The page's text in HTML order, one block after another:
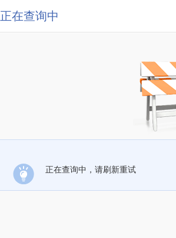
正在查询中
正在查询中，请刷新重试